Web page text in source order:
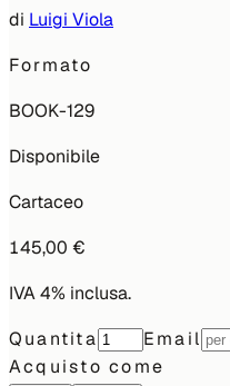
di Luigi Viola
Formato
BOOK-129
Disponibile
Cartaceo
145,00 €
IVA 4% inclusa.
Quantita
Email
Acquisto come